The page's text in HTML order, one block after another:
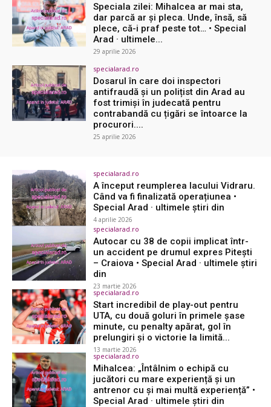
Speciala zilei: Mihalcea ar mai sta,
dar parcă ar și pleca. Unde, însă, să
plece, că-i praf peste tot… • Special
Arad · ultimele...
29 aprilie 2026
specialarad.ro
Dosarul în care doi inspectori
antifraudă și un polițist din Arad au
fost trimiși în judecată pentru
contrabandă cu țigări se întoarce la
procurori....
25 aprilie 2026
specialarad.ro
A început reumplerea lacului Vidraru.
Când va fi finalizată operațiunea •
Special Arad · ultimele știri din
4 aprilie 2026
specialarad.ro
Autocar cu 38 de copii implicat într-
un accident pe drumul expres Pitești
– Craiova • Special Arad · ultimele știri
din
23 martie 2026
specialarad.ro
Start incredibil de play-out pentru
UTA, cu două goluri în primele șase
minute, cu penalty apărat, gol în
prelungiri și o victorie la limită...
13 martie 2026
specialarad.ro
Mihalcea: „Întâlnim o echipă cu
jucători cu mare experiență și un
antrenor cu și mai multă experiență” •
Special Arad · ultimele știri din